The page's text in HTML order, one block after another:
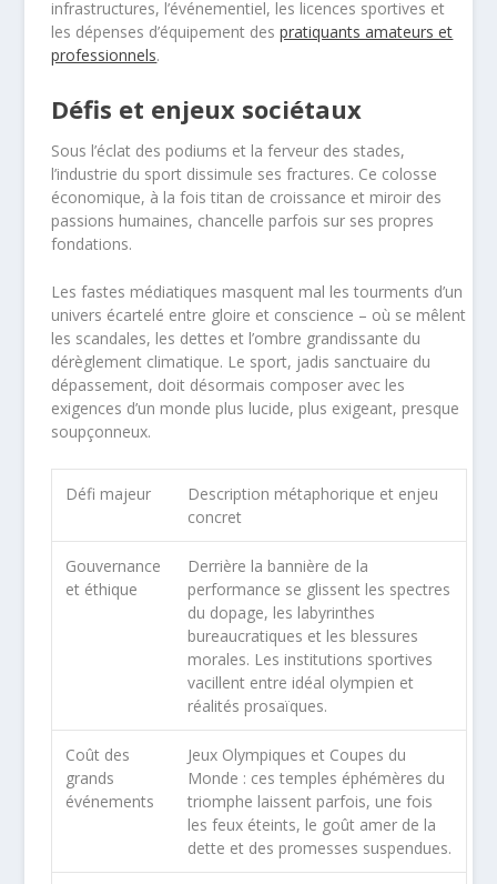
infrastructures, l’événementiel, les licences sportives et
les dépenses d’équipement despratiquants amateurs et
professionnels.
Défis et enjeux sociétaux
Sous l’éclat des podiums et la ferveur des stades,
l’industrie du sport dissimule ses fractures. Ce colosse
économique, à la fois titan de croissance et miroir des
passions humaines, chancelle parfois sur ses propres
fondations.
Les fastes médiatiques masquent mal les tourments d’un
univers écartelé entre gloire et conscience – où se mêlent
les scandales, les dettes et l’ombre grandissante du
dérèglement climatique. Le sport, jadis sanctuaire du
dépassement, doit désormais composer avec les
exigences d’un monde plus lucide, plus exigeant, presque
soupçonneux.
Défi majeur
Description métaphorique et enjeu
concret
Gouvernance
et éthique
Derrière la bannière de la
performance se glissent les spectres
du dopage, les labyrinthes
bureaucratiques et les blessures
morales. Les institutions sportives
vacillent entre idéal olympien et
réalités prosaïques.
Coût des
grands
événements
Jeux Olympiques et Coupes du
Monde : ces temples éphémères du
triomphe laissent parfois, une fois
les feux éteints, le goût amer de la
dette et des promesses suspendues.